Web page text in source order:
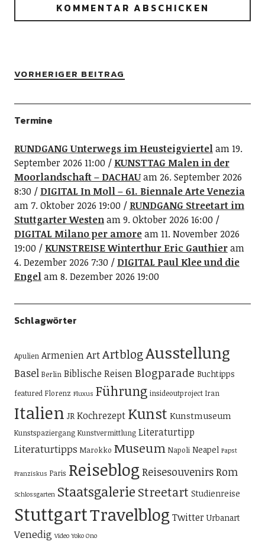
VORHERIGER BEITRAG
Termine
RUNDGANG Unterwegs im Heusteigviertelam 19.
September 2026 11:00
KUNSTTAG Malen in der
Moorlandschaft – DACHAUam 26. September 2026
8:30
DIGITAL In Moll – 61. Biennale Arte Venezia
am 7. Oktober 2026 19:00
RUNDGANG Streetart im
Stuttgarter Westenam 9. Oktober 2026 16:00
DIGITAL Milano per amoream 11. November 2026
19:00
KUNSTREISE Winterthur Eric Gauthieram
4. Dezember 2026 7:30
DIGITAL Paul Klee und die
Engelam 8. Dezember 2026 19:00
Schlagwörter
Apulien ArmenienArtArtblogAusstellung
Basel Berlin Biblische ReisenBlogparade Buchtipps
featured Florenz Fluxus Führung insideoutproject Iran
Italien JR Kochrezept Kunst Kunstmuseum
Kunstspaziergang Kunstvermittlung Literaturtipp
Literaturtipps Marokko Museum Napoli Neapel Papst
Franziskus Paris Reiseblog ReisesouvenirsRom
Schlossgarten Staatsgalerie Streetart Studienreise
StuttgartTravelblog Twitter Urbanart
Venedig Video Yoko Ono